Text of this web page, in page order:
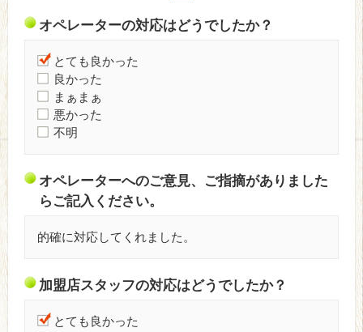
オペレーターの対応はどうでしたか？
とても良かった
良かった
まぁまぁ
悪かった
不明
オペレーターへのご意見、ご指摘がありました
らご記入ください。
的確に対応してくれました。
加盟店スタッフの対応はどうでしたか？
とても良かった